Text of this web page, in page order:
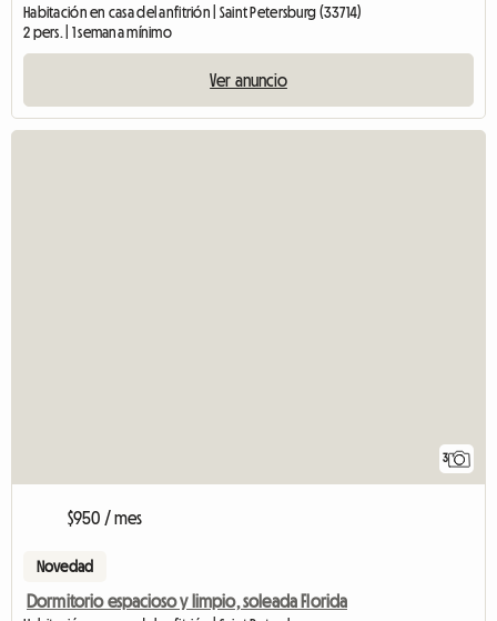
Habitación en casa del anfitrión | Saint Petersburg (33714)
2 pers. | 1 semana mínimo
Ver anuncio
3
$950 / mes
Novedad
Dormitorio espacioso y limpio, soleada Florida